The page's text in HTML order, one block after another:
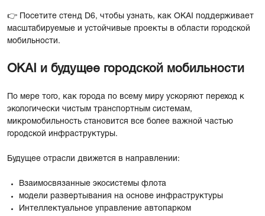
👉 Посетите стенд D6, чтобы узнать, как OKAI поддерживает
масштабируемые и устойчивые проекты в области городской
мобильности.
OKAI и будущее городской мобильности
По мере того, как города по всему миру ускоряют переход к
экологически чистым транспортным системам,
микромобильность становится все более важной частью
городской инфраструктуры.
Будущее отрасли движется в направлении:
Взаимосвязанные экосистемы флота
модели развертывания на основе инфраструктуры
Интеллектуальное управление автопарком